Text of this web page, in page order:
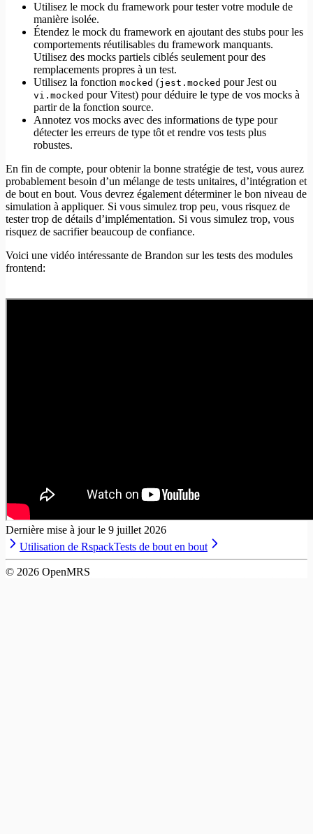
Utilisez le mock du framework pour tester votre module de
manière isolée.
Étendez le mock du framework en ajoutant des stubs pour les
comportements réutilisables du framework manquants.
Utilisez des mocks partiels ciblés seulement pour des
remplacements propres à un test.
Utilisez la fonction mocked (jest.mocked pour Jest ou
vi.mocked pour Vitest) pour déduire le type de vos mocks à
partir de la fonction source.
Annotez vos mocks avec des informations de type pour
détecter les erreurs de type tôt et rendre vos tests plus
robustes.
En fin de compte, pour obtenir la bonne stratégie de test, vous aurez
probablement besoin d’un mélange de tests unitaires, d’intégration et
de bout en bout. Vous devrez également déterminer le bon niveau de
simulation à appliquer. Si vous simulez trop peu, vous risquez de
tester trop de détails d’implémentation. Si vous simulez trop, vous
risquez de sacrifier beaucoup de confiance.
Voici une vidéo intéressante de Brandon sur les tests des modules
frontend:
Dernière mise à jour le 9 juillet 2026
Utilisation de RspackTests de bout en bout
© 2026 OpenMRS